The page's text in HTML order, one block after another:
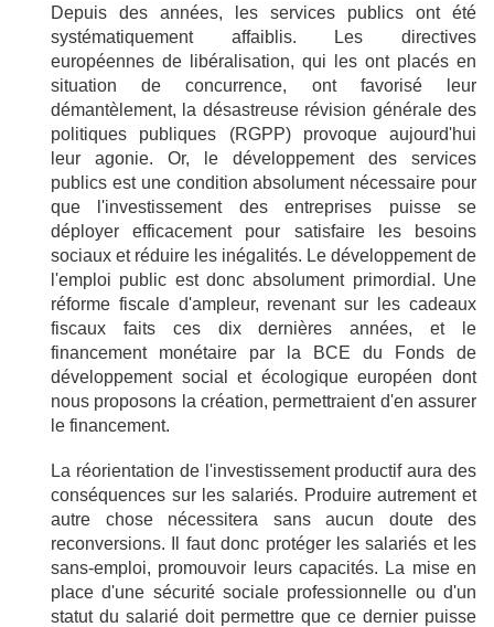
Depuis des années, les services publics ont été
systématiquement affaiblis. Les directives
européennes de libéralisation, qui les ont placés en
situation de concurrence, ont favorisé leur
démantèlement, la désastreuse révision générale des
politiques publiques (RGPP) provoque aujourd'hui
leur agonie. Or, le développement des services
publics est une condition absolument nécessaire pour
que l'investissement des entreprises puisse se
déployer efficacement pour satisfaire les besoins
sociaux et réduire les inégalités. Le développement de
l'emploi public est donc absolument primordial. Une
réforme fiscale d'ampleur, revenant sur les cadeaux
fiscaux faits ces dix dernières années, et le
financement monétaire par la BCE du Fonds de
développement social et écologique européen dont
nous proposons la création, permettraient d'en assurer
le financement.
La réorientation de l'investissement productif aura des
conséquences sur les salariés. Produire autrement et
autre chose nécessitera sans aucun doute des
reconversions. Il faut donc protéger les salariés et les
sans-emploi, promouvoir leurs capacités. La mise en
place d'une sécurité sociale professionnelle ou d'un
statut du salarié doit permettre que ce dernier puisse